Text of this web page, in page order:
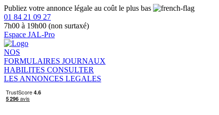
Publiez votre annonce légale au coût le plus bas
01 84 21 09 27
7h00 à 19h00 (non surtaxé)
Espace JAL-Pro
NOS
FORMULAIRES JOURNAUX
HABILITES CONSULTER
LES ANNONCES LEGALES